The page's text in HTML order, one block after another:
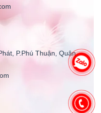
P.Phú Thuận, Quận